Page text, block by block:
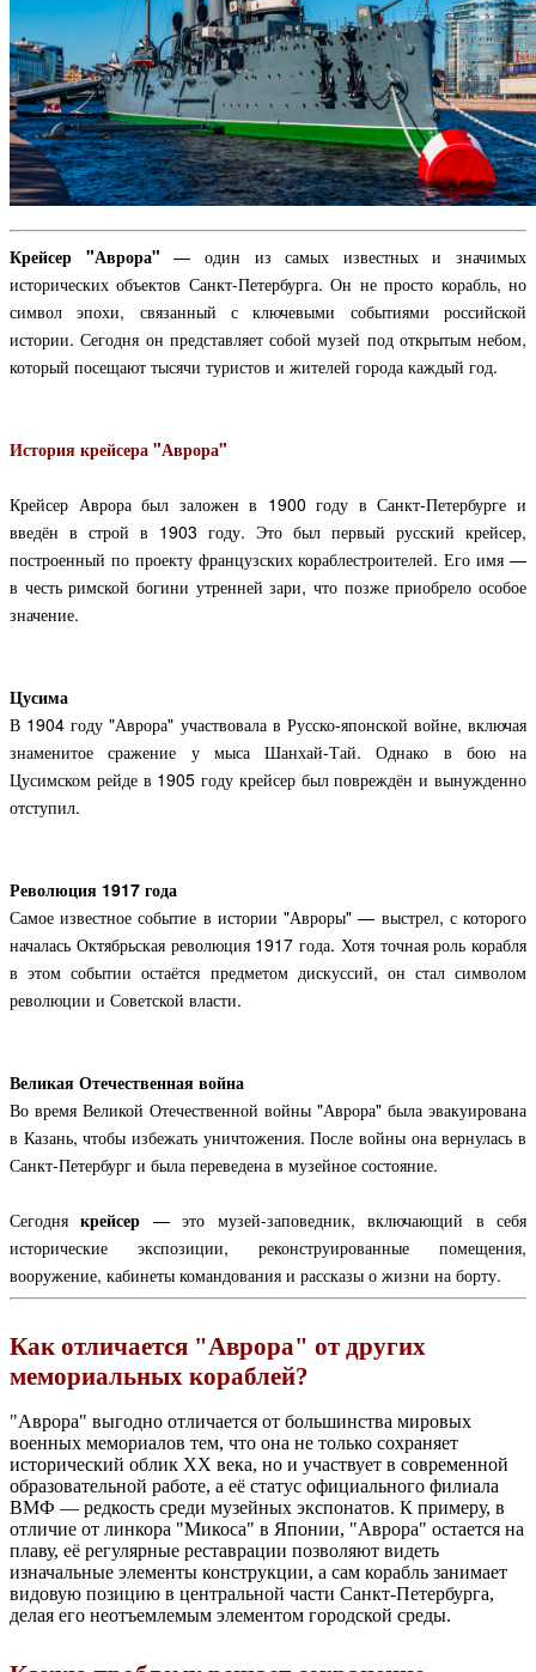
Крейсер "Аврора" — один из самых известных и значимых
исторических объектов Санкт-Петербурга. Он не просто корабль, но
символ эпохи, связанный с ключевыми событиями российской
истории. Сегодня он представляет собой музей под открытым небом,
который посещают тысячи туристов и жителей города каждый год.
История крейсера "Аврора"
Крейсер Аврора был заложен в 1900 году в Санкт-Петербурге и
введён в строй в 1903 году. Это был первый русский крейсер,
построенный по проекту французских кораблестроителей. Его имя —
в честь римской богини утренней зари, что позже приобрело особое
значение.
Цусима
В 1904 году "Аврора" участвовала в Русско-японской войне, включая
знаменитое сражение у мыса Шанхай-Тай. Однако в бою на
Цусимском рейде в 1905 году крейсер был повреждён и вынужденно
отступил.
Революция 1917 года
Самое известное событие в истории "Авроры" — выстрел, с которого
началась Октябрьская революция 1917 года. Хотя точная роль корабля
в этом событии остаётся предметом дискуссий, он стал символом
революции и Советской власти.
Великая Отечественная война
Во время Великой Отечественной войны "Аврора" была эвакуирована
в Казань, чтобы избежать уничтожения. После войны она вернулась в
Санкт-Петербург и была переведена в музейное состояние.
Сегоднякрейсер — это музей-заповедник, включающий в себя
исторические экспозиции, реконструированные помещения,
вооружение, кабинеты командования и рассказы о жизни на борту.
Как отличается "Аврора" от других
мемориальных кораблей?
"Аврора" выгодно отличается от большинства мировых
военных мемориалов тем, что она не только сохраняет
исторический облик XX века, но и участвует в современной
образовательной работе, а её статус официального филиала
ВМФ — редкость среди музейных экспонатов. К примеру, в
отличие от линкора "Микоса" в Японии, "Аврора" остается на
плаву, её регулярные реставрации позволяют видеть
изначальные элементы конструкции, а сам корабль занимает
видовую позицию в центральной части Санкт-Петербурга,
делая его неотъемлемым элементом городской среды.